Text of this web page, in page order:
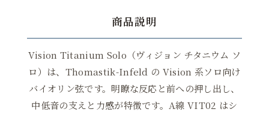
商品説明
Vision Titanium Solo（ヴィジョン チタニウム ソ
ロ）は、Thomastik-Infeld の Vision 系ソロ向け
バイオリン弦です。明瞭な反応と前への押し出し、
中低音の支えと力感が特徴です。A線 VIT02 はシ